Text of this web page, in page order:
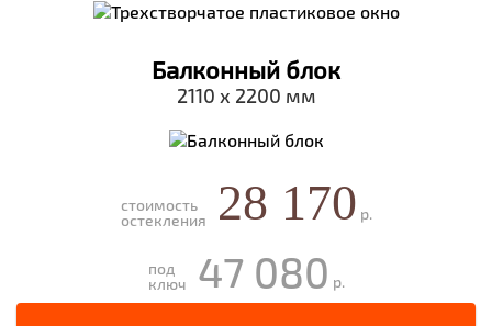
Балконный блок
2110 х 2200 мм
стоимость
остекления
28 170 р.
под
ключ
47 080 р.